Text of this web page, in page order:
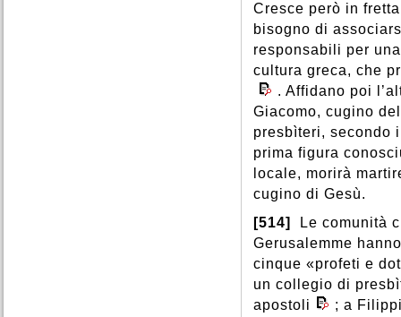
Cresce però in
bisogno di
responsabili per
cultura greca, che
. Affidano poi
Giacomo, cugino
presbìteri, secondo
prima figura
locale, morirà
cugino di Gesù.
[514]
Le comunità
Gerusalemme
cinque «profeti e
un collegio di
apostoli
; a